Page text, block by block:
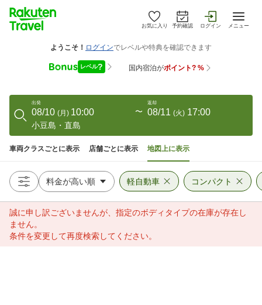
お気に入り 予約確認 ログイン メニュー
出発
08/10 (月) 10:00 〜
返却
08/11 (火) 17:00
小豆島・直島
車両クラスごとに表示 店舗ごとに表示 地図上に表示
軽自動車 コンパクト
誠に申し訳ございませんが、指定のボディタイプの在庫が存在し
ません。
条件を変更して再度検索してください。